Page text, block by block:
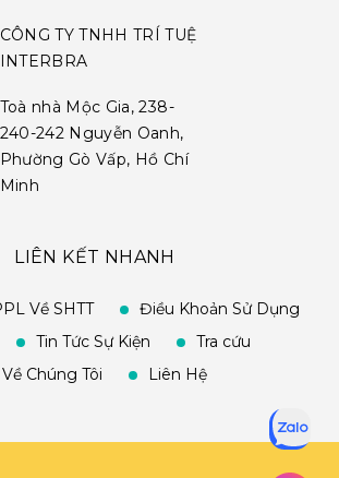
CÔNG TY TNHH TRÍ TUỆ
INTERBRA
Toà nhà Mộc Gia, 238-
240-242 Nguyễn Oanh,
Phường Gò Vấp, Hồ Chí
Minh
LIÊN KẾT NHANH
Về SHTT
Điều Khoản Sử Dụng
Tin Tức Sự Kiện
Tra cứu
Về Chúng Tôi
Liên Hệ